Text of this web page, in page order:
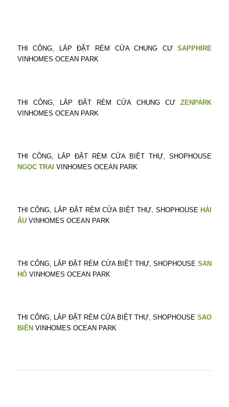
THI CÔNG, LẮP ĐẶT RÈM CỬA CHUNG CƯSAPPHIRE
VINHOMES OCEAN PARK
THI CÔNG, LẮP ĐẶT RÈM CỬA CHUNG CƯZENPARK
VINHOMES OCEAN PARK
THI CÔNG, LẮP ĐẶT RÈM CỬA BIỆT THỰ, SHOPHOUSE
NGỌC TRAI VINHOMES OCEAN PARK
THI CÔNG, LẮP ĐẶT RÈM CỬA BIỆT THỰ, SHOPHOUSEHẢI
ÂUVINHOMES OCEAN PARK
THI CÔNG, LẮP ĐẶT RÈM CỬA BIỆT THỰ, SHOPHOUSESAN
HÔVINHOMES OCEAN PARK
THI CÔNG, LẮP ĐẶT RÈM CỬA BIỆT THỰ, SHOPHOUSESAO
BIỂN VINHOMES OCEAN PARK